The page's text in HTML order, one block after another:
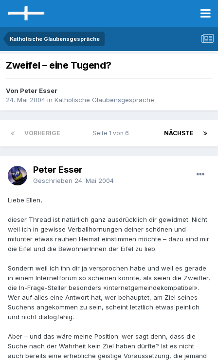
Katholische Glaubensgespräche
Zweifel – eine Tugend?
Von Peter Esser
24. Mai 2004 in Katholische Glaubensgespräche
VORHERIGE NÄCHSTE
Seite 1 von 6
Peter Esser
Geschrieben 24. Mai 2004
Liebe Ellen,
dieser Thread ist natürlich ganz ausdrücklich dir gewidmet. Nicht
weil ich in gewisse Verballhornungen deiner schönen und
mitunter etwas rauhen Heimat einstimmen möchte – dazu sind mir
die Eifel und die BewohnerInnen der Eifel zu lieb.
Sondern weil ich ihn dir ja versprochen habe und weil es gerade
in einem Internetforum so scheinen könnte, als seien die Zweifler,
die In-Frage-Steller besonders «internetgemeindekompatibel».
Wer auf alles eine Antwort hat, wer behauptet, am Ziel seines
Suchens angekommen zu sein, scheint letztlich etwas peinlich
und nicht dialogfähig.
Aber – und das wäre meine Position: wer sagt denn, dass die
Suche nach der Wahrheit kein Ziel haben dürfte? Ist es nicht
auch bereits eine erhebliche geistige Voraussetzung, die jemand